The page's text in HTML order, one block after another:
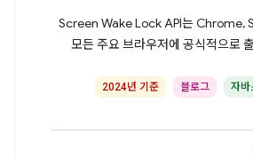
Screen Wake Lock API는 Chrome,
모든 주요 브라우저에 공식적으로
2024년 기준 블로그 자바